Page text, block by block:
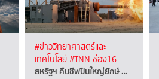
#ข่าววิทยาศาสตร์และ
เทคโนโลยี#TNN ช่อง16
สหรัฐฯ คืนชีพปืนใหญ่ยักษ์ …